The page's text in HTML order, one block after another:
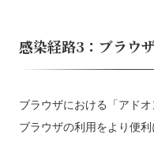
感染経路3：ブラウ
ブラウザにおける「アドオ
ブラウザの利用をより便